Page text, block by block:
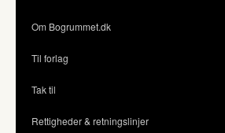
Om Bogrummet.dk
Til forlag
Tak til
Rettigheder & retningslinjer